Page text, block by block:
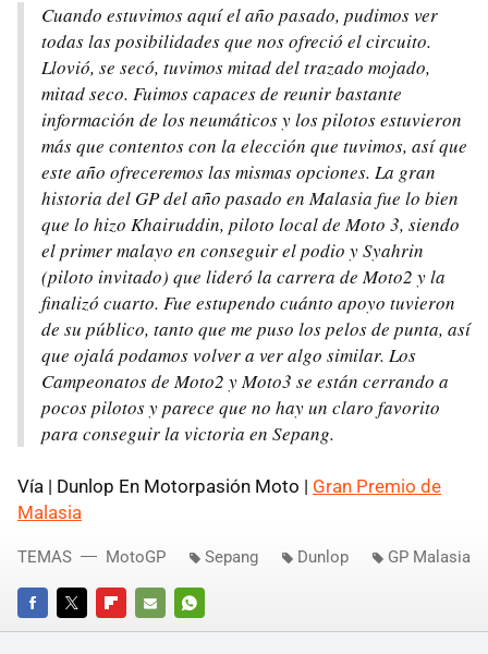
Cuando estuvimos aquí el año pasado, pudimos ver
todas las posibilidades que nos ofreció el circuito.
Llovió, se secó, tuvimos mitad del trazado mojado,
mitad seco. Fuimos capaces de reunir bastante
información de los neumáticos y los pilotos estuvieron
más que contentos con la elección que tuvimos, así que
este año ofreceremos las mismas opciones. La gran
historia del GP del año pasado en Malasia fue lo bien
que lo hizo Khairuddin, piloto local de Moto 3, siendo
el primer malayo en conseguir el podio y Syahrin
(piloto invitado) que lideró la carrera de Moto2 y la
finalizó cuarto. Fue estupendo cuánto apoyo tuvieron
de su público, tanto que me puso los pelos de punta, así
que ojalá podamos volver a ver algo similar. Los
Campeonatos de Moto2 y Moto3 se están cerrando a
pocos pilotos y parece que no hay un claro favorito
para conseguir la victoria en Sepang.
Vía | Dunlop En Motorpasión Moto | Gran Premio de
Malasia
FACEBOOKTWITTERFLIPBOARD
E-
WHATSAPP
TEMAS MotoGP Sepang Dunlop GP Malasia